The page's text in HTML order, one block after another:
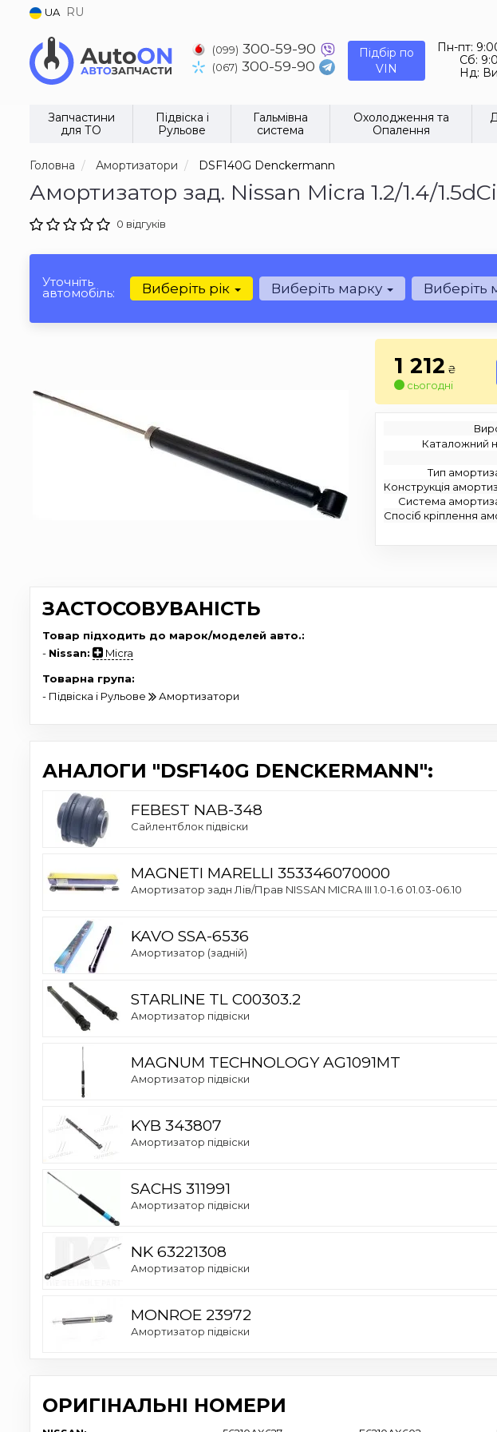
UA RU
(099) 300-59-90
(067) 300-59-90
Підбір по
VIN
Пн-пт:
Сб:
Нд:
Запчастини
для ТО
Підвіска і
Рульове
Гальмівна
система
Охолодження та
Опалення
Головна Амортизатори DSF140G Denckermann
Амортизатор зад. Nissan Micra 1.2/1.4/
0 відгуків
Уточніть
автомобіль: Виберіть рік Виберіть марку Виберіть
1 212 ₴
сьогодні
Каталожний
Тип
Система
ЗАСТОСОВУВАНІСТЬ
Товар підходить до марок/моделей авто.:
- Nissan:
Micra
Товарна група:
- Підвіска і Рульове
Амортизатори
АНАЛОГИ "DSF140G DENCKERMANN":
FEBEST NAB-348
Сайлентблок підвіски
MAGNETI MARELLI 353346070000
Амортизатор задн Лів/Прав NISSAN MICRA III 1.0-1.6 01.03-06.10
KAVO SSA-6536
Амортизатор (задній)
STARLINE TL C00303.2
Амортизатор підвіски
MAGNUM TECHNOLOGY AG1091MT
Амортизатор підвіски
KYB 343807
Амортизатор підвіски
SACHS 311991
Амортизатор підвіски
NK 63221308
Амортизатор підвіски
MONROE 23972
Амортизатор підвіски
ОРИГІНАЛЬНІ НОМЕРИ